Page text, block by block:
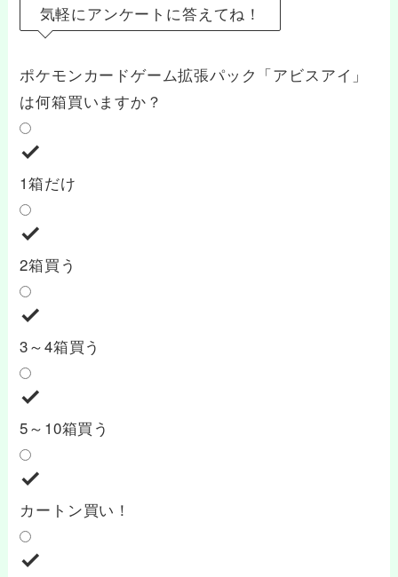
気軽にアンケートに答えてね！
ポケモンカードゲーム拡張パック「アビスアイ」
は何箱買いますか？
1箱だけ
2箱買う
3～4箱買う
5～10箱買う
カートン買い！